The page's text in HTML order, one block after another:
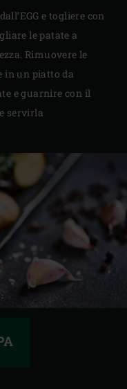
e togliere con
le patate a
Rimuovere le
in un piatto da
e guarnire con il
servirla